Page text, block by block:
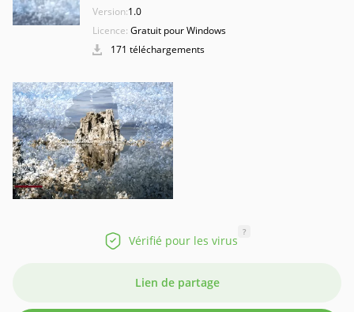
Version:1.0
Licence: Gratuit pour Windows
171 téléchargements
Vérifié pour les virus
?
Lien de partage